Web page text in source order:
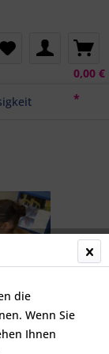
0,00 €
*
die
Wenn Sie
Ihnen